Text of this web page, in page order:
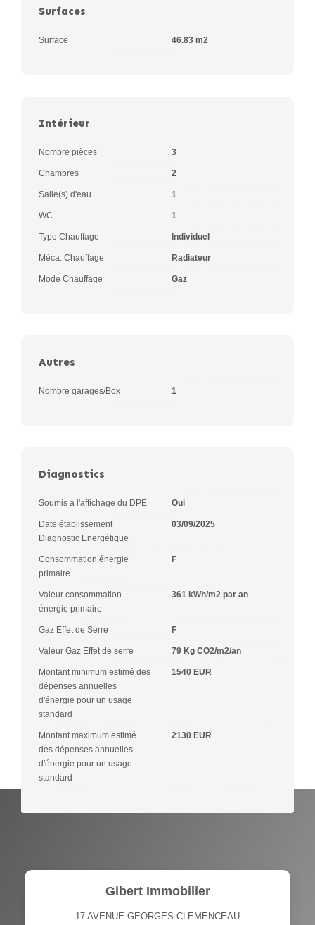
Surfaces
Surface 46.83 m2
Intérieur
Nombre pièces 3
Chambres 2
Salle(s) d'eau 1
WC 1
Type Chauffage Individuel
Méca. Chauffage Radiateur
Mode Chauffage Gaz
Autres
Nombre garages/Box 1
Diagnostics
Soumis à l'affichage du DPE Oui
Date établissement
Diagnostic Energétique
03/09/2025
Consommation énergie
primaire
F
Valeur consommation
énergie primaire
361 kWh/m2 par an
Gaz Effet de Serre F
Valeur Gaz Effet de serre 79 Kg CO2/m2/an
Montant minimum estimé des
dépenses annuelles
d'énergie pour un usage
standard
1540 EUR
Montant maximum estimé
des dépenses annuelles
d'énergie pour un usage
standard
2130 EUR
Gibert Immobilier
17 AVENUE GEORGES CLEMENCEAU